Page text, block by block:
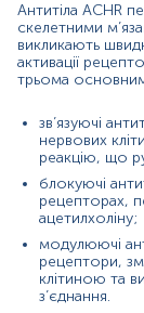
рефлексу;
слабкі
проблеми
труднощі
відчуття;
м’язова
фізичної
відпочинку.
Пацієнтам із
до ACНR, щоб
Антитіла ACHR
скелетними
викликають
активації
трьома
зв’язуючі
нервових
реакцію, що
блокуючі
рецепторах,
ацетилхоліну;
модулюючі
рецептори,
клітиною та
з’єднання.